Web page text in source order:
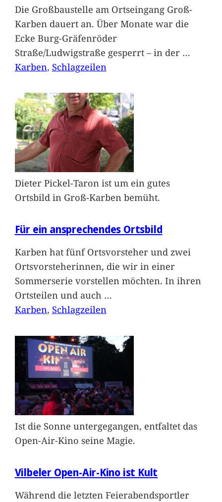
Die Großbaustelle am Ortseingang Groß-
Karben dauert an. Über Monate war die
Ecke Burg-Gräfenröder
Straße/Ludwigstraße gesperrt – in der …
Karben, Schlagzeilen
Dieter Pickel-Taron ist um ein gutes
Ortsbild in Groß-Karben bemüht.
Für ein ansprechendes Ortsbild
Karben hat fünf Ortsvorsteher und zwei
Ortsvorsteherinnen, die wir in einer
Sommerserie vorstellen möchten. In ihren
Ortsteilen und auch …
Karben, Schlagzeilen
Ist die Sonne untergegangen, entfaltet das
Open-Air-Kino seine Magie.
Vilbeler Open-Air-Kino ist Kult
Während die letzten Feierabendsportler